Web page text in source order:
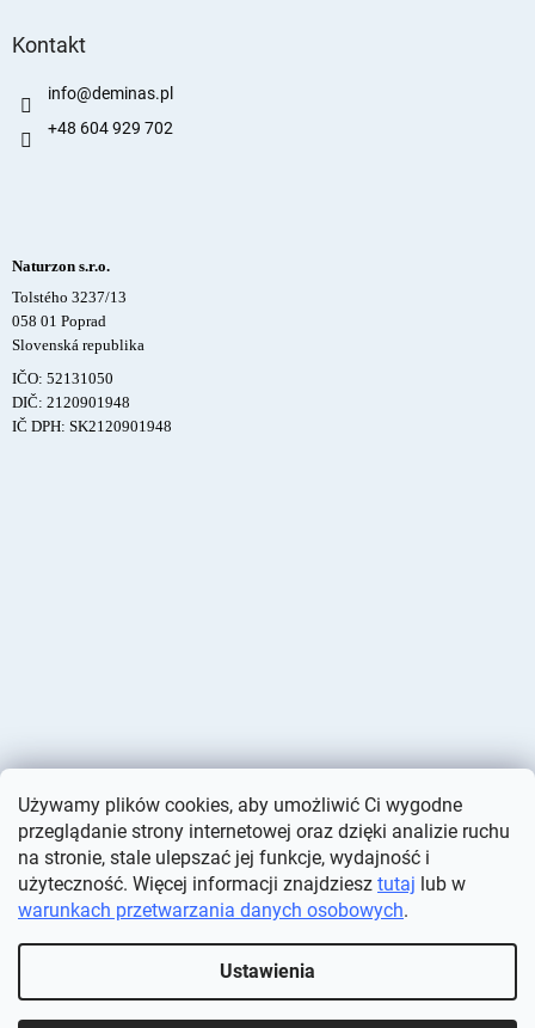
Używamy plików cookies, aby umożliwić Ci wygodne
przeglądanie strony internetowej oraz dzięki analizie ruchu
na stronie, stale ulepszać jej funkcje, wydajność i
użyteczność. Więcej informacji znajdziesz tutaj lub w
warunkach przetwarzania danych osobowych.
Ustawienia
Kontakt
info@deminas.pl
+48 604 929 702
Naturzon s.r.o.
Tolstého 3237/13
058 01 Poprad
Slovenská republika
IČO: 52131050
DIČ: 2120901948
IČ DPH: SK2120901948